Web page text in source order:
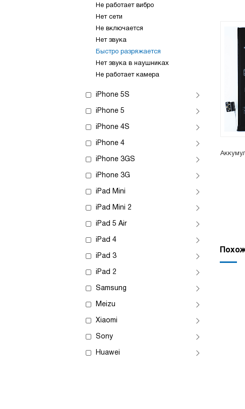
Не работает вибро
Нет сети
Не включается
Нет звука
Быстро разряжается
Нет звука в наушниках
Не работает камера
iPhone 5S
iPhone 5
iPhone 4S
iPhone 4
iPhone 3GS
iPhone 3G
iPad Mini
iPad Mini 2
iPad 5 Air
iPad 4
iPad 3
iPad 2
Samsung
Meizu
Xiaomi
Sony
Huawei